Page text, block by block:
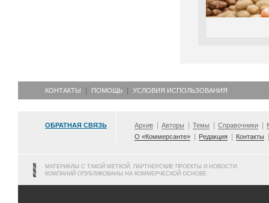
КОНТАКТЫ ПОМОЩЬ УСЛОВИЯ ИСПОЛЬЗОВАНИЯ
ОБРАТНАЯ СВЯЗЬ Архив Авторы Темы Справочники
О «Коммерсанте»
Редакция Контакты
МАТЕРИАЛЫ С ТАКОЙ МЕТКОЙ, ПАРТНЕРСКИЕ ПРОЕКТЫ И НОВОСТИ
КОМПАНИЙ ОПУБЛИКОВАНЫ НА КОММЕРЧЕСКОЙ ОСНОВЕ